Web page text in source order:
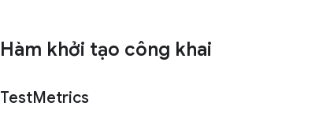
Hàm khởi tạo công khai
TestMetrics